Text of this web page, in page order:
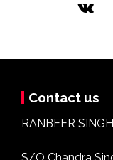
Contact us
RANBEER